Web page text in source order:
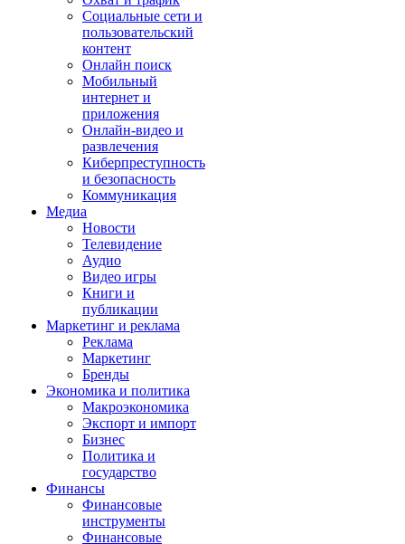
Социальные сети и
пользовательский
контент
Онлайн поиск
Мобильный
интернет и
приложения
Онлайн-видео и
развлечения
Киберпреступность
и безопасность
Коммуникация
Медиа
Новости
Телевидение
Аудио
Видео игры
Книги и
публикации
Маркетинг и реклама
Реклама
Маркетинг
Бренды
Экономика и политика
Макроэкономика
Экспорт и импорт
Бизнес
Политика и
государство
Финансы
Финансовые
инструменты
Финансовые